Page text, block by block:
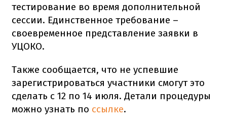
тестирование во время дополнительной
сессии. Единственное требование –
своевременное представление заявки в
УЦОКО.
Также сообщается, что не успевшие
зарегистрироваться участники смогут это
сделать с 12 по 14 июля. Детали процедуры
можно узнать по ссылке.